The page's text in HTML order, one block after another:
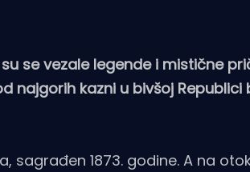
se vezale legende i mistične
najgorih kazni u bivšoj Republici
sagrađen 1873. godine. A na